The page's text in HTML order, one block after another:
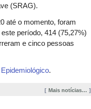
(SRAG).
até o momento, foram
período, 414 (75,27%)
e cinco pessoas
Epidemiológico.
Mais notícias…